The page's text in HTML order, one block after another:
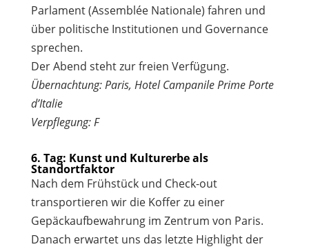
Parlament (Assemblée Nationale) fahren und
über politische Institutionen und Governance
sprechen.
Der Abend steht zur freien Verfügung.
Übernachtung: Paris, Hotel Campanile Prime Porte
d’Italie
Verpflegung: F
6. Tag: Kunst und Kulturerbe als
Standortfaktor
Nach dem Frühstück und Check-out
transportieren wir die Koffer zu einer
Gepäckaufbewahrung im Zentrum von Paris.
Danach erwartet uns das letzte Highlight der